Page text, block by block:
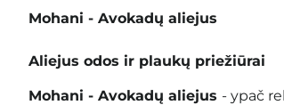
Mohani - Avokadų aliejus
Aliejus odos ir plaukų priežiūrai
Mohani - Avokadų aliejus - ypač